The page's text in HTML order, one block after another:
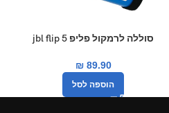
סוללה לרמקול פליפ jbl flip 5
₪89.90
הוספה לסל